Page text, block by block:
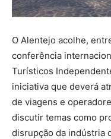
O Alentejo acolhe,
conferência
Turísticos
iniciativa que deverá
de viagens e
discutir temas como
disrupção da indústria